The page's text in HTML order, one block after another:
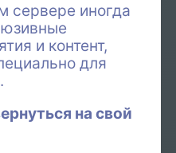
сервере иногда
и контент,
для
на свой